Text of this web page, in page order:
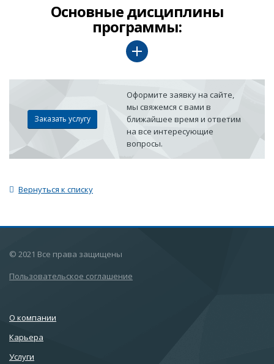
Основные дисциплины
программы:
Заказать услугу
Оформите заявку на сайте,
мы свяжемся с вами в
ближайшее время и ответим
на все интересующие
вопросы.
Вернуться к списку
© 2021 Все права защищены
Пользовательское соглашение
О компании
Карьера
Услуги